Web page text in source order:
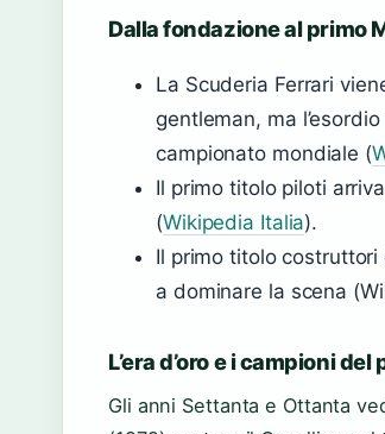
Dalla fondazione al primo
La Scuderia Ferrari
gentleman, ma
campionato mondiale (
Il primo titolo piloti
(Wikipedia Italia).
Il primo titolo costruttori
a dominare la scena
L’era d’oro e i campioni del
Gli anni Settanta e Ottanta